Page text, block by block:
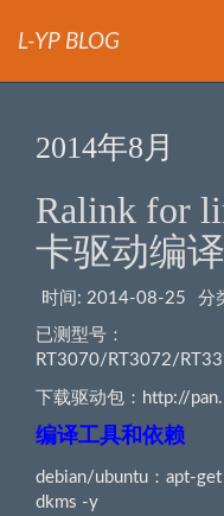
L-YP BLOG
2014年8月
Ralink for
卡驱动编译
时间: 2014-08-25 分
已测型号：
RT3070/RT3072/
下载驱动包：http://
编译工具和依赖
debian/ubuntu：apt-
dkms -y